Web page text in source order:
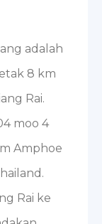
adalah
8 km
Rai.
moo 4
Amphoe
Rai ke